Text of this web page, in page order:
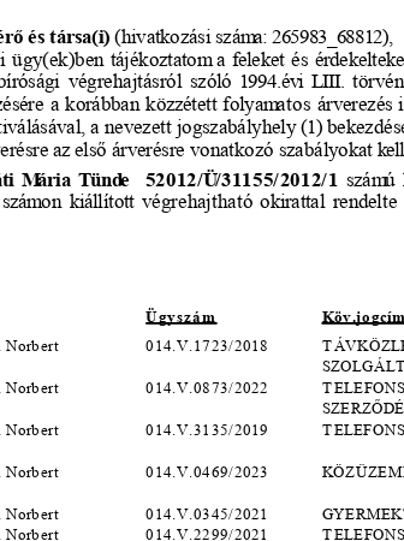
ő és társa(i) (hivatkozási száma: 265983_68812),
ügy(ek)ben tájékoztatom a feleket és
végrehajtásról szóló 1994.évi LIII.
a korábban közzétett folyamatos árverezés
a nevezett jogszabályhely (1)
az első árverésre vonatkozó szabályokat kell
Mária Tünde    52012/Ü/31155/2012/1 számú
számon kiállított végrehajtható okirattal rendelte
Ügyszám Köv.jogcím
Norbert 014.V.1723/2018
T
SZOLGÁLT
Norbert 014.V.0873/2022 T
SZERZŐ
Norbert 014.V.3135/2019 T
Norbert 014.V.0469/2023
Norbert 014.V.0345/2021
Norbert 014.V.2299/2021 T